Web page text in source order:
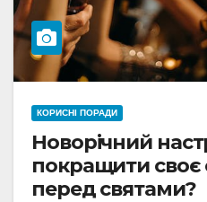
КОРИСНІ ПОРАДИ
Новорічний
покращити своє
перед святами?